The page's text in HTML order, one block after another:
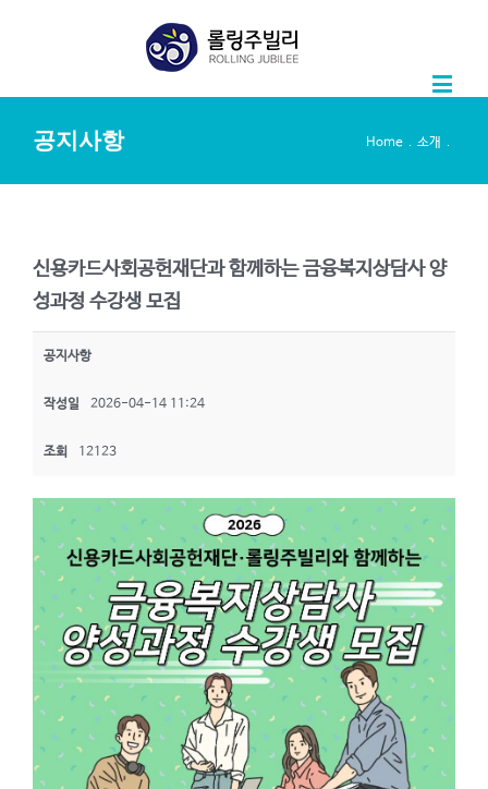
공지사항 Home 소개
신용카드사회공헌재단과 함께하는 금융복지상담사 양
성과정 수강생 모집
공지사항
작성일 2026-04-14 11:24
조회 12123